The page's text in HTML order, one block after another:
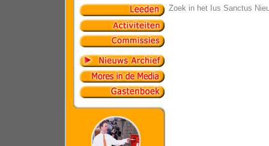
Zoek in het Ius Sanctus